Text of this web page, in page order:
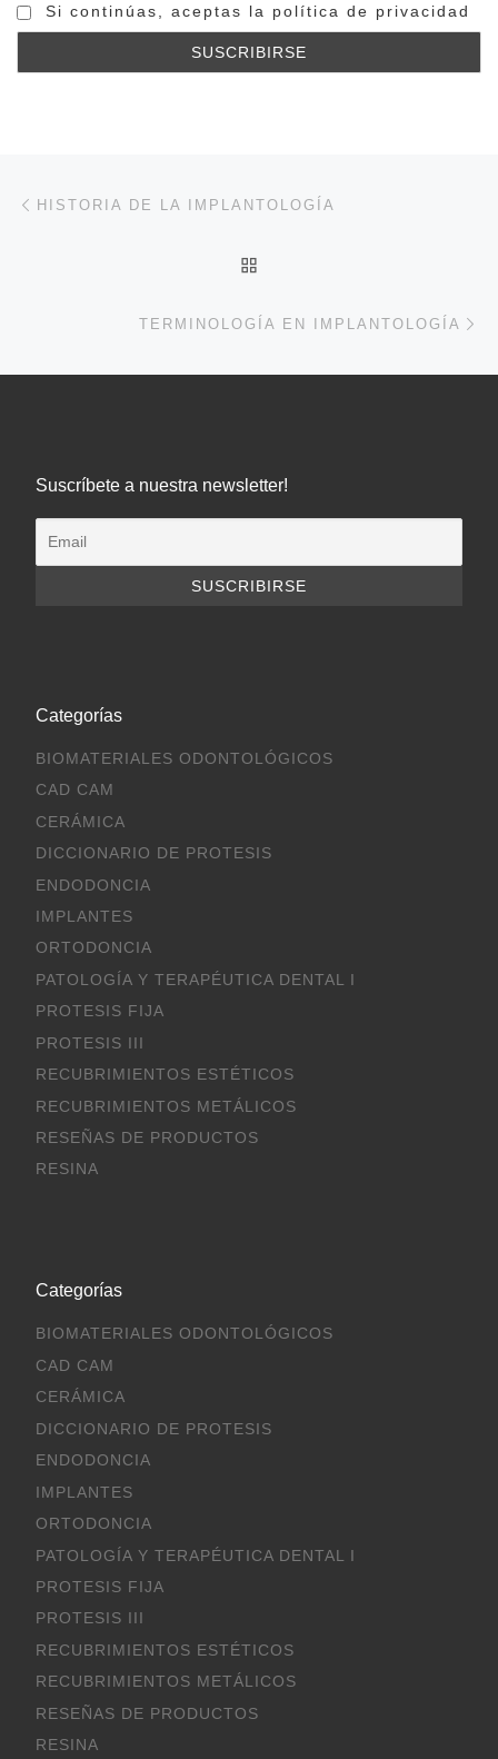
Si continúas, aceptas la política de privacidad
Navegación de entradas
HISTORIA DE LA IMPLANTOLOGÍA
TERMINOLOGÍA EN IMPLANTOLOGÍA
Suscríbete a nuestra newsletter!
Categorías
BIOMATERIALES ODONTOLÓGICOS
CAD CAM
CERÁMICA
DICCIONARIO DE PROTESIS
ENDODONCIA
IMPLANTES
ORTODONCIA
PATOLOGÍA Y TERAPÉUTICA DENTAL I
PROTESIS FIJA
PROTESIS III
RECUBRIMIENTOS ESTÉTICOS
RECUBRIMIENTOS METÁLICOS
RESEÑAS DE PRODUCTOS
RESINA
Categorías
BIOMATERIALES ODONTOLÓGICOS
CAD CAM
CERÁMICA
DICCIONARIO DE PROTESIS
ENDODONCIA
IMPLANTES
ORTODONCIA
PATOLOGÍA Y TERAPÉUTICA DENTAL I
PROTESIS FIJA
PROTESIS III
RECUBRIMIENTOS ESTÉTICOS
RECUBRIMIENTOS METÁLICOS
RESEÑAS DE PRODUCTOS
RESINA